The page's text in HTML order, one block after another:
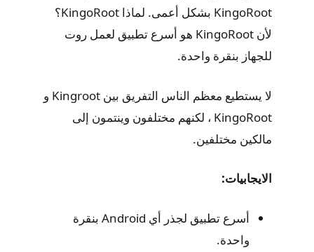
KingoRoot بشكل أعمى. لماذا KingoRoot؟
لأن KingoRoot هو أسرع تطبيق لعمل روت
للجهاز بنقرة واحدة.
لا يستطيع معظم الناس التفريق بين Kingroot و
KingoRoot ، لكنهم مختلفون وينتمون إلى
مالكين مختلفين.
الايجابيات:
أسرع تطبيق لجذر أي Android بنقرة
واحدة.